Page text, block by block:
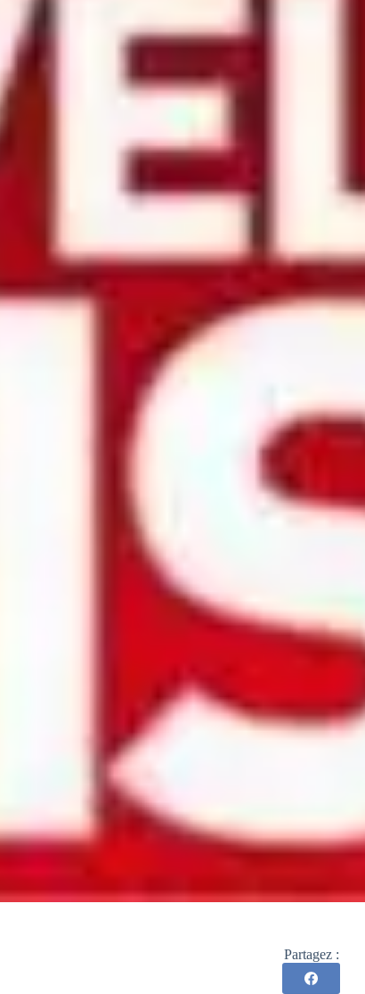
Partagez :